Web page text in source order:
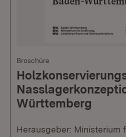
Broschüre
Württemberg
Herausgeber: Ministerium